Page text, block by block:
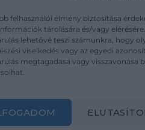
felhasználói élmény biztosítása
tárolására és/vagy
lehetővé teszi számunkra, hogy
viselkedés vagy az egyedi
megtagadása vagy
adatkezelesi-tajekoztato/